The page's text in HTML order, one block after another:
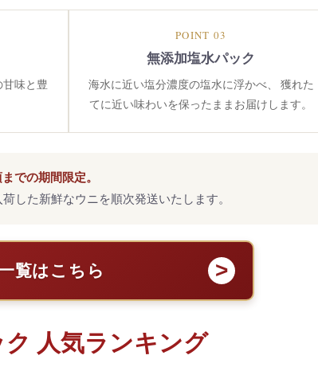
味と豊
POINT 03
無添加塩水パック
海水に近い塩分濃度の塩水に浮かべ、 獲れた
てに近い味わいを保ったままお届けします。
での期間限定。
した新鮮なウニを順次発送いたします。
覧はこちら
人気ランキング